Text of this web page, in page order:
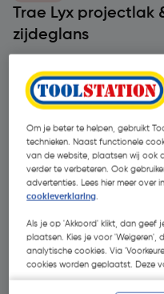
Trae Lyx projectlak
zijdeglans
Om je beter te helpen, gebruikt
technieken. Naast functionele
van de website, plaatsen wij ook
verder te verbeteren. Ook
advertenties. Lees hier meer over
cookieverklaring.
Als je op 'Akkoord' klikt, dan geef
plaatsen. Kies je voor 'Weigeren',
analytische cookies. Via
cookies worden geplaatst. Deze